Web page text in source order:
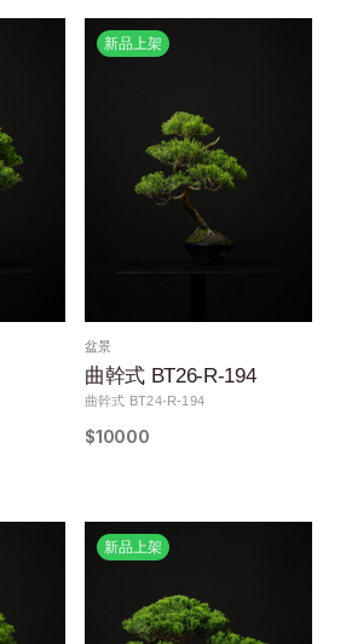
新品上架
盆景
曲幹式 BT26-R-194
曲幹式 BT24-R-194
$10000
新品上架